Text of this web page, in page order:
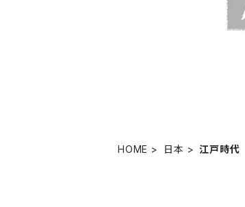
HOME 日本 江戸時代